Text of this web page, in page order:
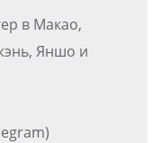
в Макао,
Яншо и